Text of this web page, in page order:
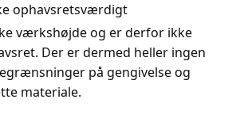
ophavsretsværdigt
værkshøjde og er derfor ikke
Der er dermed heller ingen
på gengivelse og
materiale.